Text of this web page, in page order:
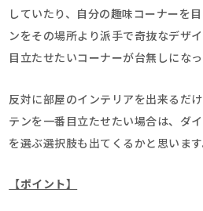
していたり、自分の趣味コーナーを
ンをその場所より派手で奇抜なデザ
目立たせたいコーナーが台無しにな
反対に部屋のインテリアを出来るだ
テンを一番目立たせたい場合は、ダ
を選ぶ選択肢も出てくるかと思います
【ポイント】